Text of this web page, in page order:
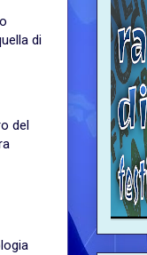
di
del